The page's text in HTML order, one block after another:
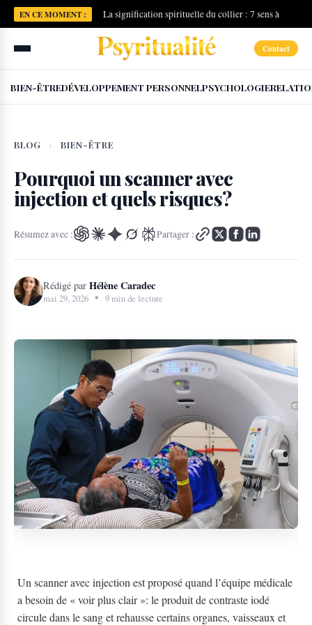
EN CE MOMENT :
La signification spirituelle du collier : 7 sens à
connaître
Contact
BIEN-ÊTREDÉVELOPPEMENT PERSONNELPSYCHOLOGIE
BLOG › BIEN-ÊTRE
Pourquoi un scanner avec
injection et quels risques?
Résumez avec : Partager :
Rédigé par Hélène Caradec
mai 29, 2026 • 9 min de lecture
Un scanner avec injection est proposé quand l’équipe médicale
a besoin de « voir plus clair »: le produit de contraste iodé
circule dans le sang et rehausse certains organes, vaisseaux et